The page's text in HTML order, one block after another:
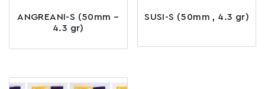
ANGREANI-S (50mm –
4.3 gr)
SUSI-S (50mm , 4.3 gr)